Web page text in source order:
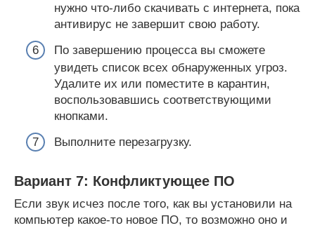
нужно что-либо скачивать с интернета, пока
антивирус не завершит свою работу.
По завершению процесса вы сможете
увидеть список всех обнаруженных угроз.
Удалите их или поместите в карантин,
воспользовавшись соответствующими
кнопками.
Выполните перезагрузку.
Вариант 7: Конфликтующее ПО
Если звук исчез после того, как вы установили на
компьютер какое-то новое ПО, то возможно оно и